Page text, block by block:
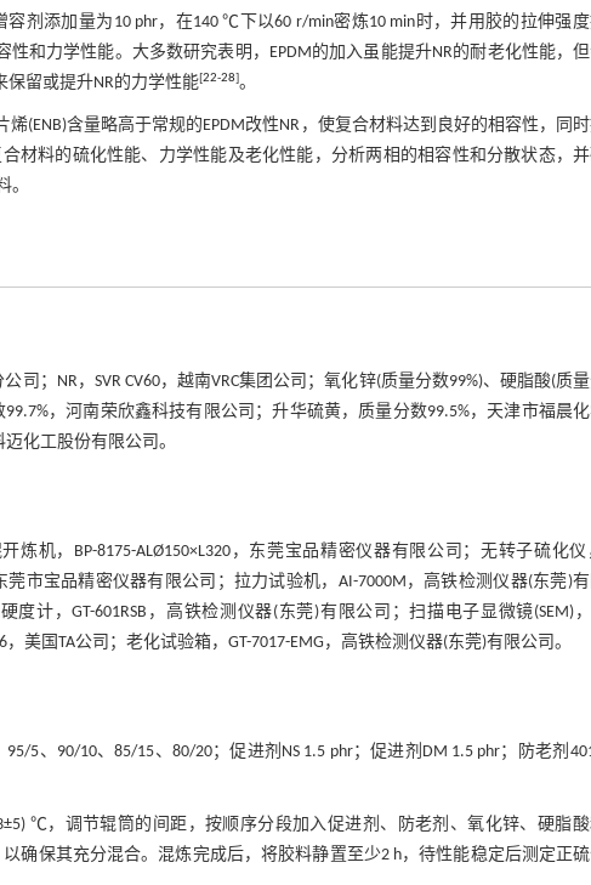
剂添加量为10 phr，在140 ℃下以60 r/min密炼10 min时，并用胶的拉伸强
性和力学性能。大多数研究表明，EPDM的加入虽能提升NR的耐老化性能，
留或提升NR的力学性能[22-28]。
(ENB)含量略高于常规的EPDM改性NR，使复合材料达到良好的相容性，同
材料的硫化性能、力学性能及老化性能，分析两相的相容性和分散状态，
。
司；NR，SVR CV60，越南VRC集团公司；氧化锌(质量分数99%)、硬脂酸(质
，河南荣欣鑫科技有限公司；升华硫黄，质量分数99.5%，天津市福晨
化工股份有限公司。
炼机，BP-8175-ALØ150×L320，东莞宝品精密仪器有限公司；无转子硫化仪
莞市宝品精密仪器有限公司；拉力试验机，AI-7000M，高铁检测仪器(东莞)
计，GT-601RSB，高铁检测仪器(东莞)有限公司；扫描电子显微镜(SEM)，
美国TA公司；老化试验箱，GT-7017-EMG，高铁检测仪器(东莞)有限公司。
95/5、90/10、85/15、80/20；促进剂NS 1.5 phr；促进剂DM 1.5 phr；防老剂
℃，调节辊筒的间距，按顺序分段加入促进剂、防老剂、氧化锌、硬脂
确保其充分混合。混炼完成后，将胶料静置至少2 h，待性能稳定后测定正